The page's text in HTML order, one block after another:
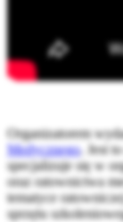
Organizatorem
Medycznego. Jest
specjalizuje się w
oraz ratownictwa
tematyce
sprzętu